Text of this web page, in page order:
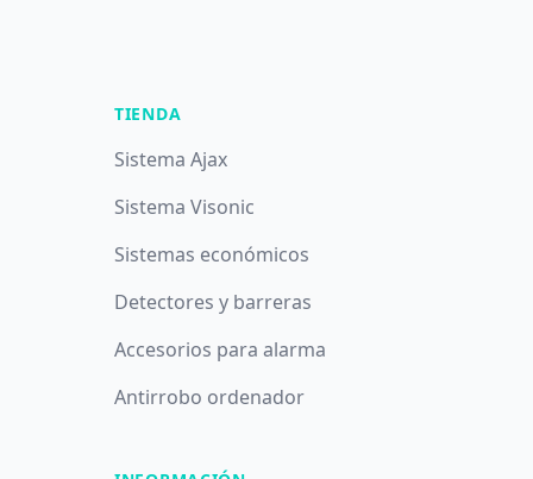
TIENDA
Sistema Ajax
Sistema Visonic
Sistemas económicos
Detectores y barreras
Accesorios para alarma
Antirrobo ordenador